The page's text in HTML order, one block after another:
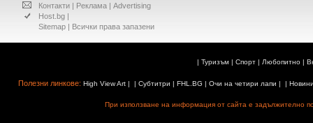
Контакти | Реклама | Advertising
Host.bg |
Sitemap | Всички права запазени
| Туризъм| Спорт| Любопитно|
Полезни линкове: High View Art| | Субтитри | FHL.BG | Очи на четири лапи | |
При използване на информация от сайта е задължително